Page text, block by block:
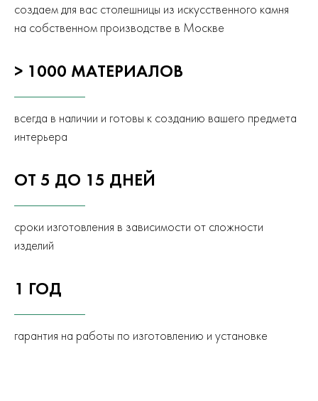
создаем для вас столешницы из искусственного камня
на собственном производстве в Москве
> 1000 МАТЕРИАЛОВ
всегда в наличии и готовы к созданию вашего предмета
интерьера
ОТ 5 ДО 15 ДНЕЙ
сроки изготовления в зависимости от сложности
изделий
1 ГОД
гарантия на работы по изготовлению и установке